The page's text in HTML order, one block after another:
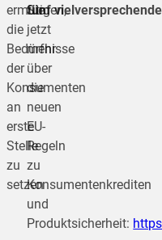
ermutigen,
die
Bedürfnisse
der
Konsumenten
an
erste
Stelle
zu
setzen
Sie
jetzt
mehr
über
die
neuen
EU-
Regeln
zu
Konsumentenkrediten
und
Produktsicherheit:
fünf